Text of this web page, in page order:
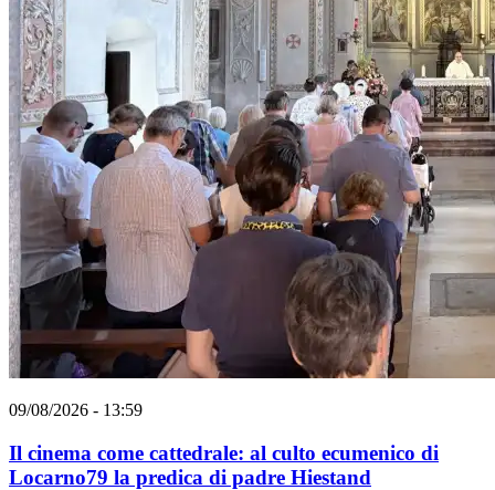
09/08/2026 - 13:59
Il cinema come cattedrale: al culto ecumenico di
Locarno79 la predica di padre Hiestand